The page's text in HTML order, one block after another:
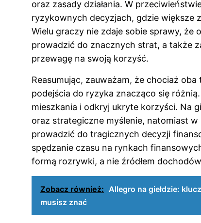
oraz zasady działania. W
ryzykownych decyzjach, gdzie większe
Wielu graczy nie zdaje sobie sprawy,
prowadzić do znacznych strat, a także
przewagę na swoją korzyść.
Reasumując, zauważam, że chociaż
podejścia do ryzyka znacząco się
mieszkania i odkryj ukryte korzyści. Na
oraz strategiczne myślenie, natomiast w
prowadzić do tragicznych decyzji
spędzanie czasu na rynkach
formą rozrywki, a nie źródłem
Zobacz również: Allegro na giełdzie:
musisz znać